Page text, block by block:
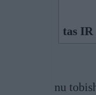
tas
nu